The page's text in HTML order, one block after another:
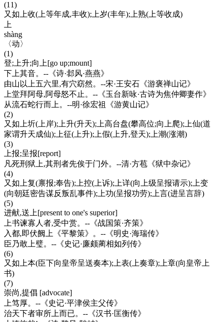
(11)
又如上收(上等年成,丰收);上岁(丰年);上熟(上等收成)
上
shàng
〈动〉
(1)
登;上升;向上[go up;mount]
下上其音。--《诗·邶风·燕燕》
由山以上五六里,有穴窈然。--宋·王安石《游褒禅山记》
上堂拜阿母,阿母怒不止。--《玉台新咏·古诗为焦仲卿妻作》
从流石蛇行而上。--明·徐宏祖《游黄山记》
(2)
又如上圻(上岸);上升(升天);上高台盘(攀高位;向上爬);上仙(道
家谓升天成仙);上征(上升);上假(上升,登天);上潮(涨潮)
(3)
上报;呈报[report]
凡死刑狱上,其刑者先俟于门外。--清·方苞《狱中杂记》
(4)
又如上复(禀报;奉告);上控(上诉);上详(向上级呈报请示);上变
(向朝廷密告谋反叛乱事件);上功(呈报功劳);上言(进呈言辞)
(5)
进献,送上[present to one's superior]
上书谏寡人者,受中赏。--《战国策·齐策》
入都,即伏阙上《平黎策》。--《明史·海瑞传》
臣乃敢上璧。--《史记·廉颇蔺相如列传》
(6)
又如上本(臣下向皇帝呈送奏本);上表(上奏章);上章(向皇帝上
书)
(7)
崇尚,提倡 [advocate]
上笃厚。--《史记·平津侯主父传》
治天下者审所上而已。--《汉书·匡衡传》